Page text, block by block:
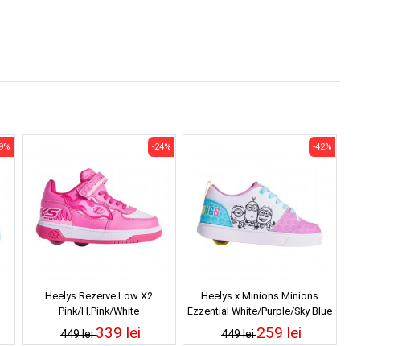
Heelys Rezerve Low X2
Pink/H.Pink/White
449 lei
-24%
339 lei
Heelys x Minions Minions
Ezzential White/Purple/Sky Blue
449 lei
-42%
259 lei